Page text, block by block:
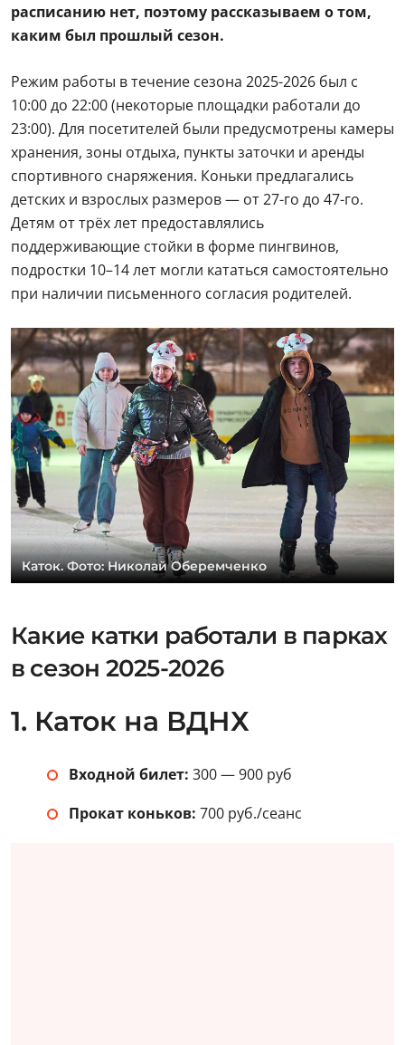
расписанию нет, поэтому рассказываем о том,
каким был прошлый сезон.
Режим работы в течение сезона 2025-2026 был с
10:00 до 22:00 (некоторые площадки работали до
23:00). Для посетителей были предусмотрены камеры
хранения, зоны отдыха, пункты заточки и аренды
спортивного снаряжения. Коньки предлагались
детских и взрослых размеров — от 27-го до 47-го.
Детям от трёх лет предоставлялись
поддерживающие стойки в форме пингвинов,
подростки 10–14 лет могли кататься самостоятельно
при наличии письменного согласия родителей.
Каток. Фото: Николай Оберемченко
Какие катки работали в парках
в сезон 2025-2026
1. Каток на ВДНХ
Входной билет: 300 — 900 руб
Прокат коньков: 700 руб./сеанс